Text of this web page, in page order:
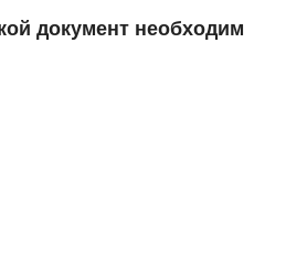
документ необходим